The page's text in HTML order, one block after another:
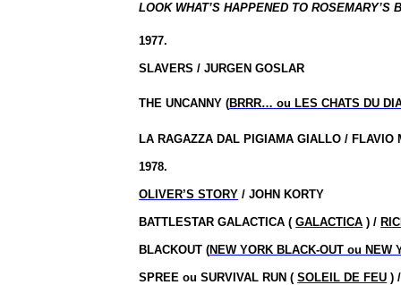
LOOK WHAT’S HAPPENED TO ROSEMARY’S
1977.
SLAVERS / JURGEN GOSLAR
THEUNCANNY (BRRR… ou LES CHATS DU
LA RAGAZZA DAL PIGIAMA GIALLO / FLAVIO
1978.
OLIVER’S STORY / JOHN KORTY
BATTLESTAR GALACTICA (GALACTICA ) /
BLACKOUT (NEW YORK BLACK-OUT ou NEW
SPREE ou SURVIVAL RUN (SOLEIL DE FEU )